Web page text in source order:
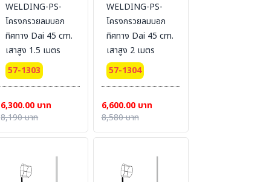
WELDING-PS-
โครงกรวยลมบอก
ทิศทาง Dai 45 cm.
เสาสูง 1.5 เมตร
57-1303
6,300.00 บาท
8,190 บาท
WELDING-PS-
โครงกรวยลมบอก
ทิศทาง Dai 45 cm.
เสาสูง 2 เมตร
57-1304
6,600.00 บาท
8,580 บาท